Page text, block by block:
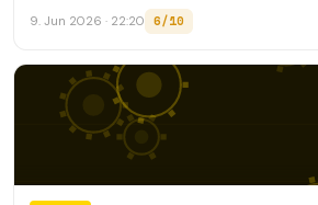
soll GitHub Copilot und Konsorten ärgern.
9. Jun 2026 · 22:20 6/10